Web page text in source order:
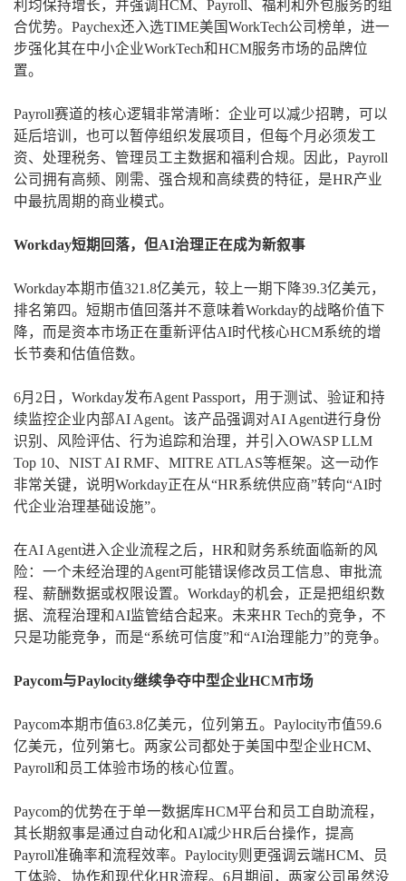
利均保持增长，并强调HCM、Payroll、福利和外包服务的组
合优势。Paychex还入选TIME美国WorkTech公司榜单，进一
步强化其在中小企业WorkTech和HCM服务市场的品牌位
置。
Payroll赛道的核心逻辑非常清晰：企业可以减少招聘，可以
延后培训，也可以暂停组织发展项目，但每个月必须发工
资、处理税务、管理员工主数据和福利合规。因此，Payroll
公司拥有高频、刚需、强合规和高续费的特征，是HR产业
中最抗周期的商业模式。
Workday短期回落，但AI治理正在成为新叙事
Workday本期市值321.8亿美元，较上一期下降39.3亿美元，
排名第四。短期市值回落并不意味着Workday的战略价值下
降，而是资本市场正在重新评估AI时代核心HCM系统的增
长节奏和估值倍数。
6月2日，Workday发布Agent Passport，用于测试、验证和持
续监控企业内部AI Agent。该产品强调对AI Agent进行身份
识别、风险评估、行为追踪和治理，并引入OWASP LLM
Top 10、NIST AI RMF、MITRE ATLAS等框架。这一动作
非常关键，说明Workday正在从“HR系统供应商”转向“AI时
代企业治理基础设施”。
在AI Agent进入企业流程之后，HR和财务系统面临新的风
险：一个未经治理的Agent可能错误修改员工信息、审批流
程、薪酬数据或权限设置。Workday的机会，正是把组织数
据、流程治理和AI监管结合起来。未来HR Tech的竞争，不
只是功能竞争，而是“系统可信度”和“AI治理能力”的竞争。
Paycom与Paylocity继续争夺中型企业HCM市场
Paycom本期市值63.8亿美元，位列第五。Paylocity市值59.6
亿美元，位列第七。两家公司都处于美国中型企业HCM、
Payroll和员工体验市场的核心位置。
Paycom的优势在于单一数据库HCM平台和员工自助流程，
其长期叙事是通过自动化和AI减少HR后台操作，提高
Payroll准确率和流程效率。Paylocity则更强调云端HCM、员
工体验、协作和现代化HR流程。6月期间，两家公司虽然没